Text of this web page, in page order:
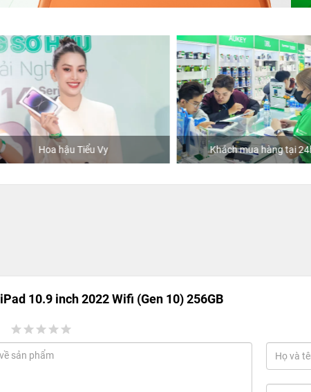
Khách mua hàng tại 24hStore
iPad 10.9 inch 2022 Wifi (Gen 10) 256GB